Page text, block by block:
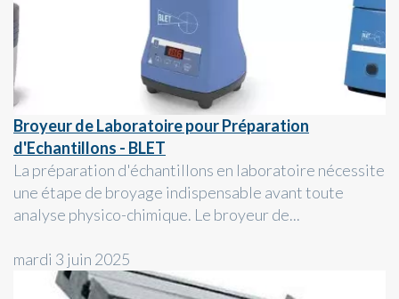
Broyeur de Laboratoire pour Préparation
d'Echantillons - BLET
La préparation d'échantillons en laboratoire nécessite
une étape de broyage indispensable avant toute
analyse physico-chimique. Le broyeur de...
mardi 3 juin 2025